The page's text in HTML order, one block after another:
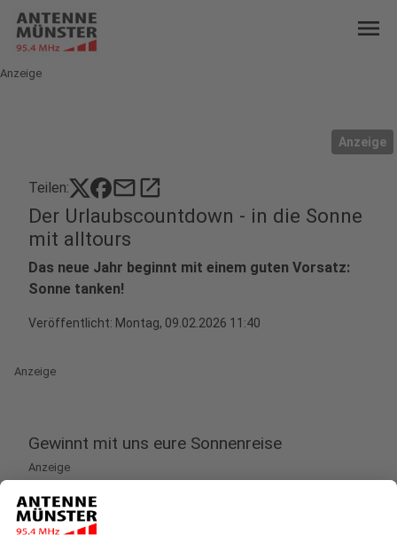
menu
Anzeige
Anzeige
Teilen: mailopen_in_new
Der Urlaubscountdown - in die Sonne
mit alltours
Das neue Jahr beginnt mit einem guten Vorsatz:
Sonne tanken!
Veröffentlicht: Montag, 09.02.2026 11:40
Anzeige
Gewinnt mit uns eure Sonnenreise
Anzeige
Gewinnt eure Traumreise in die Sonne!